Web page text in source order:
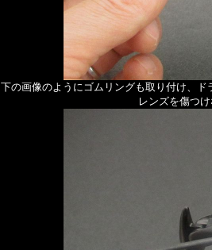
下の画像のようにゴムリングも取り付け、ド
レンズを傷つ